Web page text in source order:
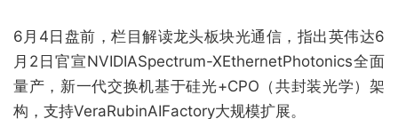
6月4日盘前，栏目解读龙头板块光通信，指出英伟达6
月2日官宣NVIDIASpectrum-XEthernetPhotonics全面
量产，新一代交换机基于硅光+CPO（共封装光学）架
构，支持VeraRubinAIFactory大规模扩展。